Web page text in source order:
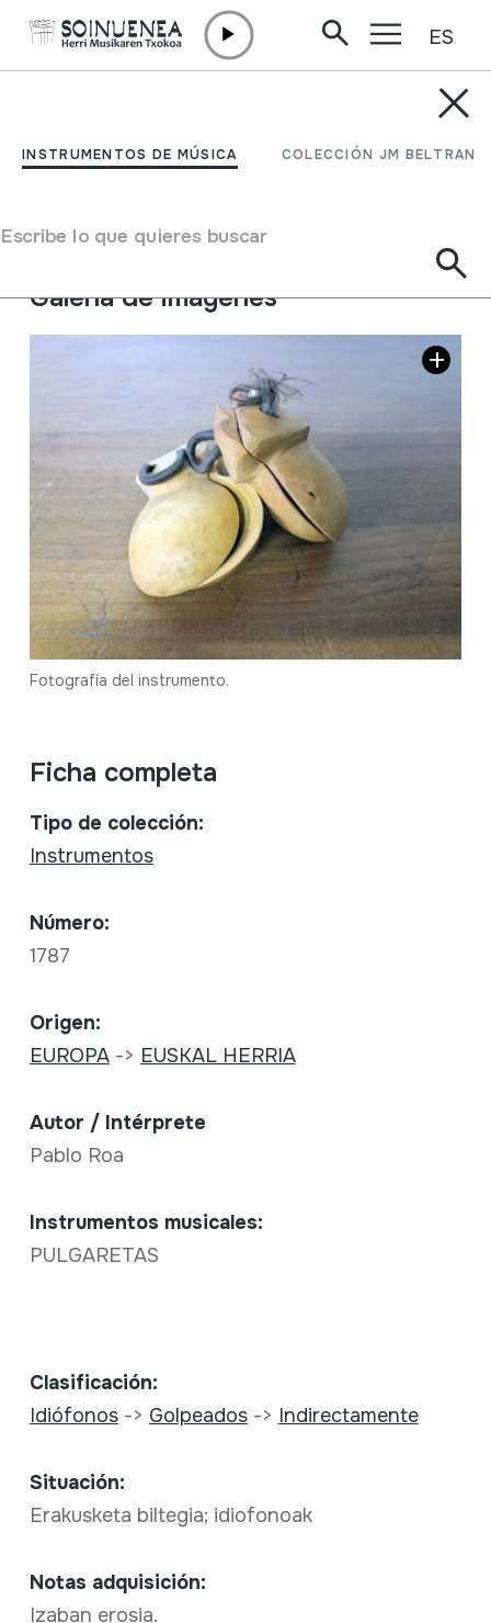
INSTRUMENTOS DE MÚSICA COLECCIÓN JM BELTRAN
Escribe lo que quieres buscar
ES
PULGARETAS
Tipo de Instrumento de música
-> Golpeados
Galería de imágenes
Fotografía del instrumento.
Ficha completa
Tipo de colección:
Instrumentos
Número:
1787
Origen:
EUROPA-> EUSKAL HERRIA
Autor / Intérprete
Pablo Roa
Instrumentos musicales:
PULGARETAS
Clasificación:
Idiófonos-> Golpeados-> Indirectamente
Situación:
Erakusketa biltegia; idiofonoak
Notas adquisición:
Izaban erosia.